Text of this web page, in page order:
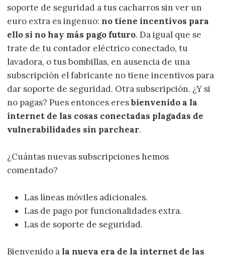
soporte de seguridad a tus cacharros sin ver un
euro extra es ingenuo:no tiene incentivos para
ello si no hay más pago futuro. Da igual que se
trate de tu contador eléctrico conectado, tu
lavadora, o tus bombillas, en ausencia de una
subscripción el fabricante no tiene incentivos para
dar soporte de seguridad. Otra subscripción. ¿Y si
no pagas? Pues entonces eresbienvenido a la
internet de las cosas conectadas plagadas de
vulnerabilidades sin parchear.
¿Cuántas nuevas subscripciones hemos
comentado?
Las líneas móviles adicionales.
Las de pago por funcionalidades extra.
Las de soporte de seguridad.
Bienvenido a la nueva era de la internet de las